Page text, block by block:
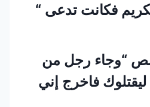
فكانت تدعى “
“وجاء رجل من
فاخرج إني